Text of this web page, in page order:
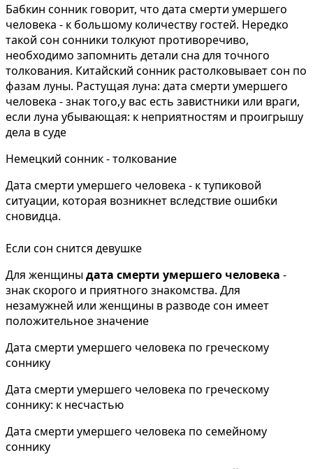
Бабкин сонник говорит, что дата смерти умершего
человека - к большому количеству гостей. Нередко
такой сон сонники толкуют противоречиво,
необходимо запомнить детали сна для точного
толкования. Китайский сонник растолковывает сон по
фазам луны. Растущая луна: дата смерти умершего
человека - знак того,у вас есть завистники или враги,
если луна убывающая: к неприятностям и проигрышу
дела в суде
Немецкий сонник - толкование
Дата смерти умершего человека - к тупиковой
ситуации, которая возникнет вследствие ошибки
сновидца.
Если сон снится девушке
Для женщиныдата смерти умершего человека -
знак скорого и приятного знакомства. Для
незамужней или женщины в разводе сон имеет
положительное значение
Дата смерти умершего человека по греческому
соннику
Дата смерти умершего человека по греческому
соннику: к несчастью
Дата смерти умершего человека по семейному
соннику